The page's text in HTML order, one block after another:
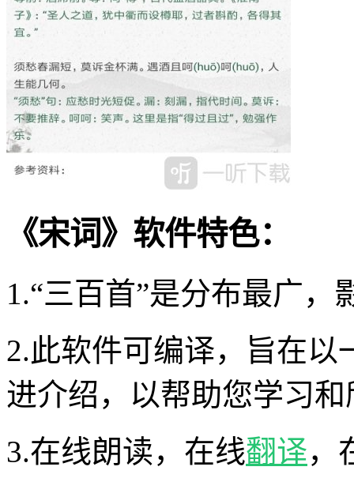
《宋词》软件特色：
1.“三百首”是分布最广，
2.此软件可编译，旨在
进介绍，以帮助您学习和
3.在线朗读，在线翻译，